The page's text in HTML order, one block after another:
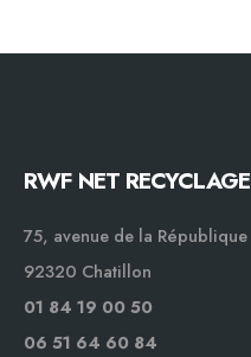
RWF NET RECYCLAGE
75, avenue de la République
92320 Chatillon
01 84 19 00 50
06 51 64 60 84